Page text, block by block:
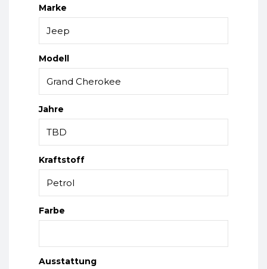
Marke
Modell
Jahre
Kraftstoff
Farbe
Ausstattung